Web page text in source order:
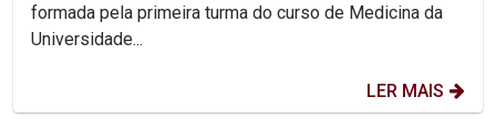
formada pela primeira turma do curso de Medicina da
Universidade...
LER MAIS